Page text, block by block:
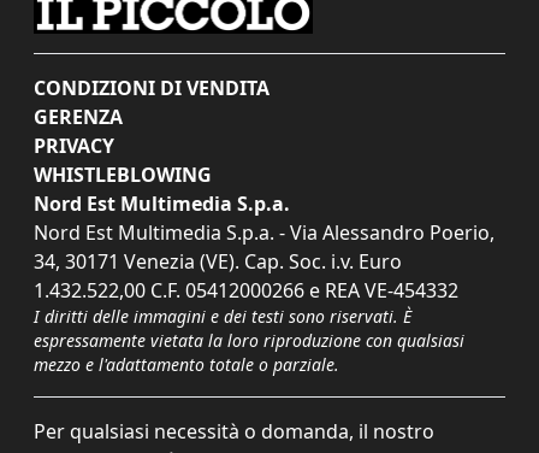
CONDIZIONI DI VENDITA
GERENZA
PRIVACY
WHISTLEBLOWING
Nord Est Multimedia S.p.a.
Nord Est Multimedia S.p.a. - Via Alessandro Poerio,
34, 30171 Venezia (VE). Cap. Soc. i.v. Euro
1.432.522,00 C.F. 05412000266 e REA VE-454332
I diritti delle immagini e dei testi sono riservati. È
espressamente vietata la loro riproduzione con qualsiasi
mezzo e l'adattamento totale o parziale.
Per qualsiasi necessità o domanda, il nostro